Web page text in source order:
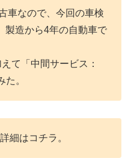
車なので、今回の車検
製造から4年の自動車で
て「中間サービス：
た。
細はコチラ。